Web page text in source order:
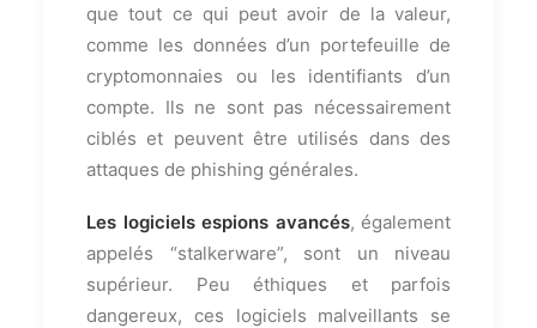
que tout ce qui peut avoir de la valeur,
comme les données d’un portefeuille de
cryptomonnaies ou les identifiants d’un
compte. Ils ne sont pas nécessairement
ciblés et peuvent être utilisés dans des
attaques de phishing générales.
Les logiciels espions avancés, également
appelés “stalkerware”, sont un niveau
supérieur. Peu éthiques et parfois
dangereux, ces logiciels malveillants se